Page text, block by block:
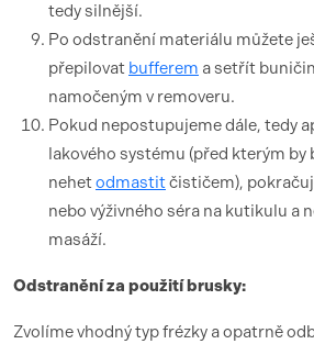
tedy silnější.
Po odstranění materiálu můžete
přepilovat bufferem a setřít
namočeným v removeru.
Pokud nepostupujeme dále, tedy
lakového systému (před kterým by
nehetodmastitčističem),
nebo výživného séra na kutikulu a
masáží.
Odstranění za použití brusky:
Zvolíme vhodný typ frézky a opatrně